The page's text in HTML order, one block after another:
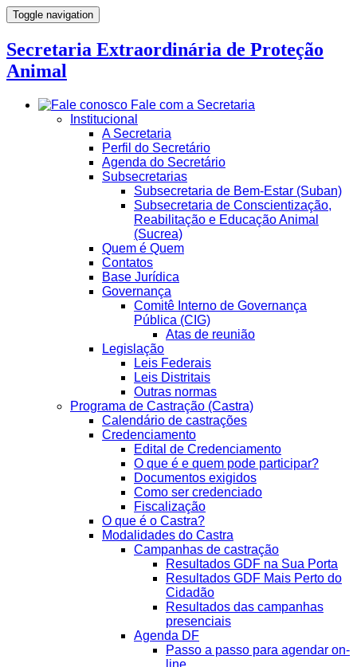
Toggle navigation
Secretaria Extraordinária de Proteção
Animal
Fale com a Secretaria
Institucional
A Secretaria
Perfil do Secretário
Agenda do Secretário
Subsecretarias
Subsecretaria de Bem-Estar (Suban)
Subsecretaria de Conscientização,
Reabilitação e Educação Animal
(Sucrea)
Quem é Quem
Contatos
Base Jurídica
Governança
Comitê Interno de Governança
Pública (CIG)
Atas de reunião
Legislação
Leis Federais
Leis Distritais
Outras normas
Programa de Castração (Castra)
Calendário de castrações
Credenciamento
Edital de Credenciamento
O que é e quem pode participar?
Documentos exigidos
Como ser credenciado
Fiscalização
O que é o Castra?
Modalidades do Castra
Campanhas de castração
Resultados GDF na Sua Porta
Resultados GDF Mais Perto do
Cidadão
Resultados das campanhas
presenciais
Agenda DF
Passo a passo para agendar on-
line